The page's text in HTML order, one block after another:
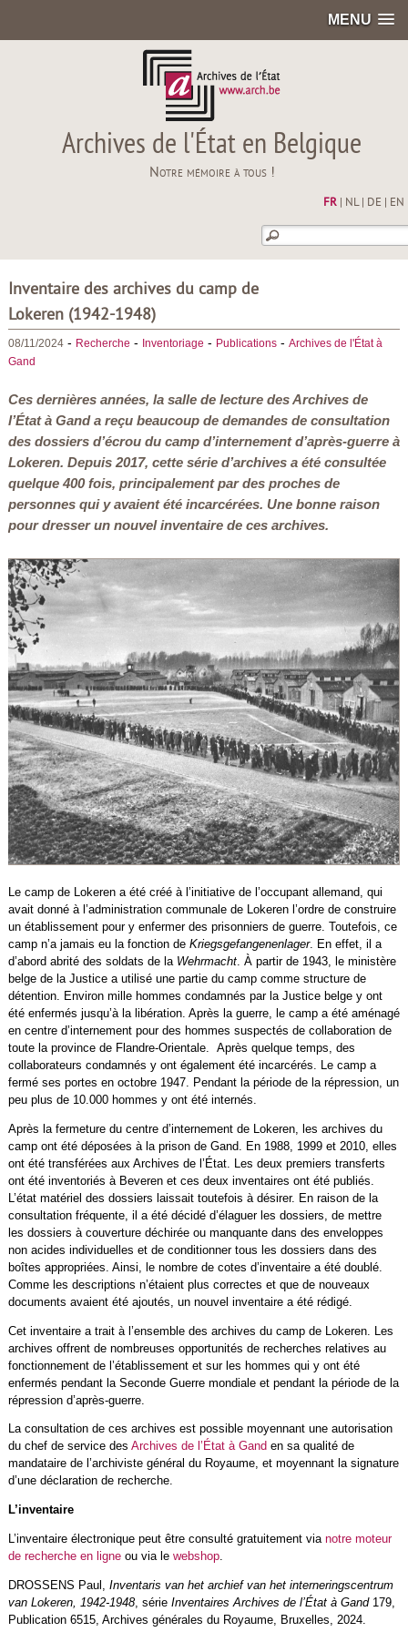
MENU
Archives de l'État en Belgique
Notre mémoire à tous !
FR| NL| DE EN
Inventaire des archives du camp de
Lokeren (1942-1948)
08/11/2024- Recherche - Inventoriage - Publications- Archives de l'État à
Gand
Ces dernières années, la salle de lecture des Archives de
l’État à Gand a reçu beaucoup de demandes de consultation
des dossiers d’écrou du camp d’internement d’après-guerre à
Lokeren. Depuis 2017, cette série d’archives a été consultée
quelque 400 fois, principalement par des proches de
personnes qui y avaient été incarcérées. Une bonne raison
pour dresser un nouvel inventaire de ces archives.
Le camp de Lokeren a été créé à l’initiative de l’occupant allemand, qui
avait donné à l’administration communale de Lokeren l’ordre de construire
un établissement pour y enfermer des prisonniers de guerre. Toutefois, ce
camp n’a jamais eu la fonction de Kriegsgefangenenlager. En effet, il a
d’abord abrité des soldats de la Wehrmacht. À partir de 1943, le ministère
belge de la Justice a utilisé une partie du camp comme structure de
détention. Environ mille hommes condamnés par la Justice belge y ont
été enfermés jusqu’à la libération. Après la guerre, le camp a été aménagé
en centre d’internement pour des hommes suspectés de collaboration de
toute la province de Flandre-Orientale. Après quelque temps, des
collaborateurs condamnés y ont également été incarcérés. Le camp a
fermé ses portes en octobre 1947. Pendant la période de la répression, un
peu plus de 10.000 hommes y ont été internés.
Après la fermeture du centre d’internement de Lokeren, les archives du
camp ont été déposées à la prison de Gand. En 1988, 1999 et 2010, elles
ont été transférées aux Archives de l’État. Les deux premiers transferts
ont été inventoriés à Beveren et ces deux inventaires ont été publiés.
L’état matériel des dossiers laissait toutefois à désirer. En raison de la
consultation fréquente, il a été décidé d’élaguer les dossiers, de mettre
les dossiers à couverture déchirée ou manquante dans des enveloppes
non acides individuelles et de conditionner tous les dossiers dans des
boîtes appropriées. Ainsi, le nombre de cotes d’inventaire a été doublé.
Comme les descriptions n’étaient plus correctes et que de nouveaux
documents avaient été ajoutés, un nouvel inventaire a été rédigé.
Cet inventaire a trait à l’ensemble des archives du camp de Lokeren. Les
archives offrent de nombreuses opportunités de recherches relatives au
fonctionnement de l’établissement et sur les hommes qui y ont été
enfermés pendant la Seconde Guerre mondiale et pendant la période de la
répression d’après-guerre.
La consultation de ces archives est possible moyennant une autorisation
du chef de service des Archives de l’État à Gand en sa qualité de
mandataire de l’archiviste général du Royaume, et moyennant la signature
d’une déclaration de recherche.
L’inventaire
L’inventaire électronique peut être consulté gratuitement via notre moteur
de recherche en ligneou via le webshop.
DROSSENS Paul, Inventaris van het archief van het interneringscentrum
van Lokeren, 1942-1948, série Inventaires Archives de l’État à Gand 179,
Publication 6515, Archives générales du Royaume, Bruxelles, 2024.